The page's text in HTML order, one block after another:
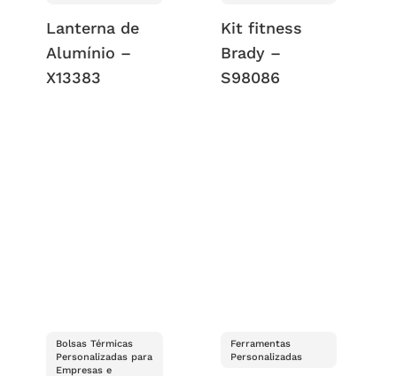
Lanterna de
Alumínio –
X13383
Kit fitness
Brady –
S98086
Bolsas Térmicas
Personalizadas para
Empresas e
Ferramentas
Personalizadas